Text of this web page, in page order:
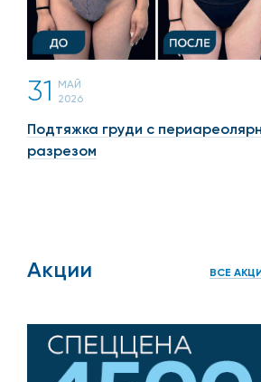
31
МАЙ
2026
Подтяжка груди с
разрезом
Акции ВСЕ